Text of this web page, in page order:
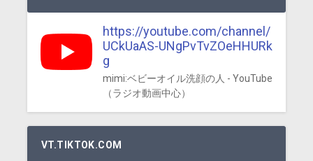
https://youtube.com/channel/
UCkUaAS-UNgPvTvZOeHHURk
g
mimi:ベビーオイル洗顔の人 - YouTube
（ラジオ動画中心）
VT.TIKTOK.COM